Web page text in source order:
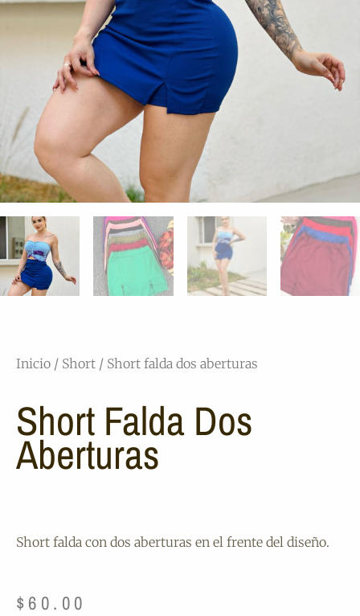
Inicio / Short / Short falda dos aberturas
Short Falda Dos
Aberturas
Short falda con dos aberturas en el frente del diseño.
$ 60.00